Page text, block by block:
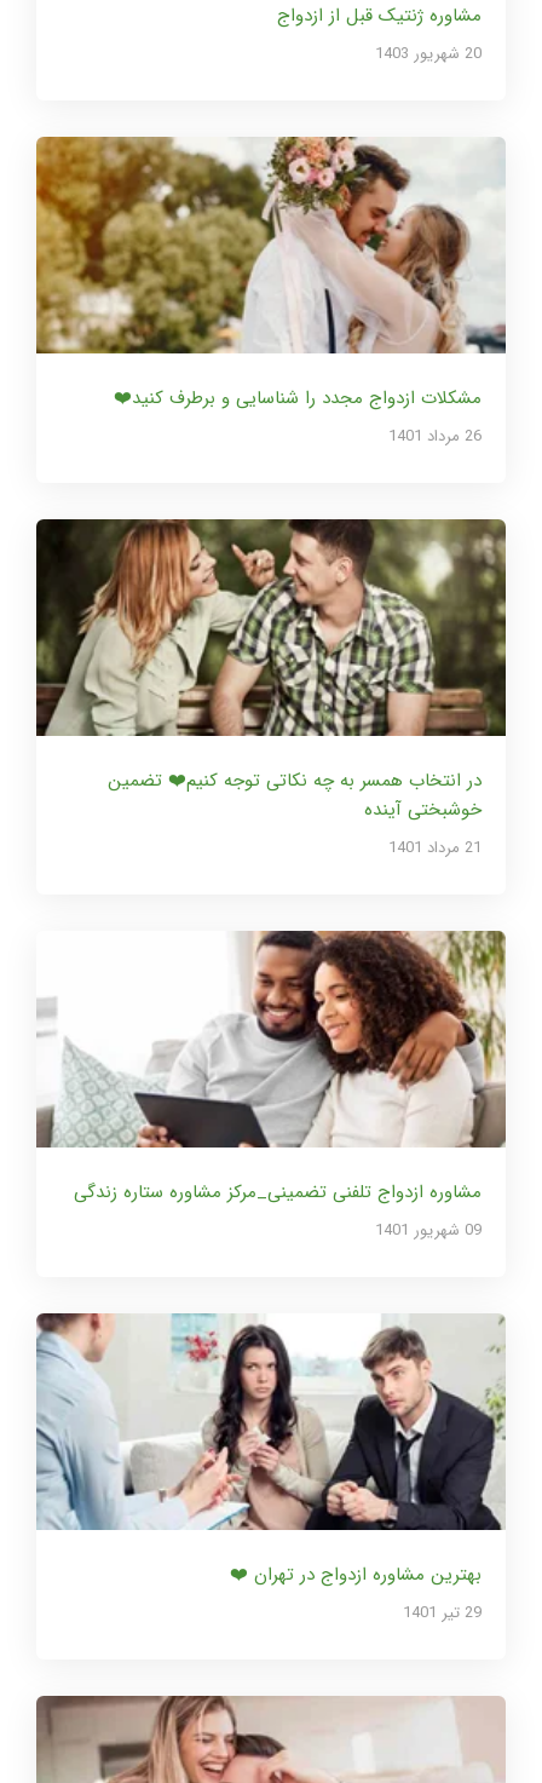
مشاوره ژنتیک قبل از ازدواج
20 شهریور 1403
مشکلات ازدواج مجدد را شناسایی و برطرف کنید❤️
26 مرداد 1401
در انتخاب همسر به چه نکاتی توجه کنیم❤️ تضمین
خوشبختی آینده
21 مرداد 1401
مشاوره ازدواج تلفنی تضمینی_مرکز مشاوره ستاره زندگی
09 شهریور 1401
بهترین مشاوره ازدواج در تهران ❤️
29 تير 1401